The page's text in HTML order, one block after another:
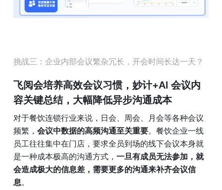
挑战三：企业内部会议繁杂冗长，开会时间长达一天？
飞阅会培养高效会议习惯，妙计+AI 会议内
容关键总结， 大幅降低异步沟通成本
对于餐饮连锁行业来说，日会、周会、月会等各种会议
频繁， 会议中数据的高频沟通至关重要。餐饮企业一线
员工往往集中在门店，要求全员到场的线下会议本身就
是一种成本极高的沟通方式， 一旦有成员无法参加，就
会造成极大的信息差，需要更多的沟通来补齐会议信
息。